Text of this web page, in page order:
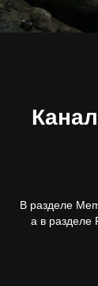
В разделе
а в